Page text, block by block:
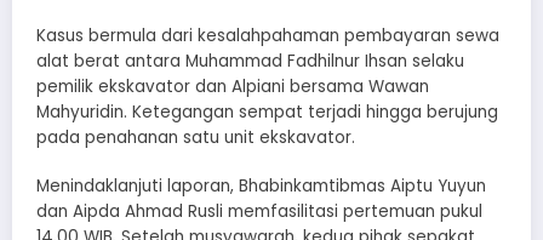
Kasus bermula dari kesalahpahaman pembayaran sewa
alat berat antara Muhammad Fadhilnur Ihsan selaku
pemilik ekskavator dan Alpiani bersama Wawan
Mahyuridin. Ketegangan sempat terjadi hingga berujung
pada penahanan satu unit ekskavator.
Menindaklanjuti laporan, Bhabinkamtibmas Aiptu Yuyun
dan Aipda Ahmad Rusli memfasilitasi pertemuan pukul